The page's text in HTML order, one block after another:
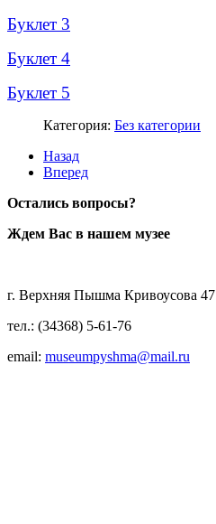
Буклет 3
Буклет 4
Буклет 5
Категория: Без категории
Назад
Вперед
Остались вопросы?
Ждем Вас в нашем музее
г. Верхняя Пышма Кривоусова 47
тел.: (34368) 5-61-76
email: museumpyshma@mail.ru